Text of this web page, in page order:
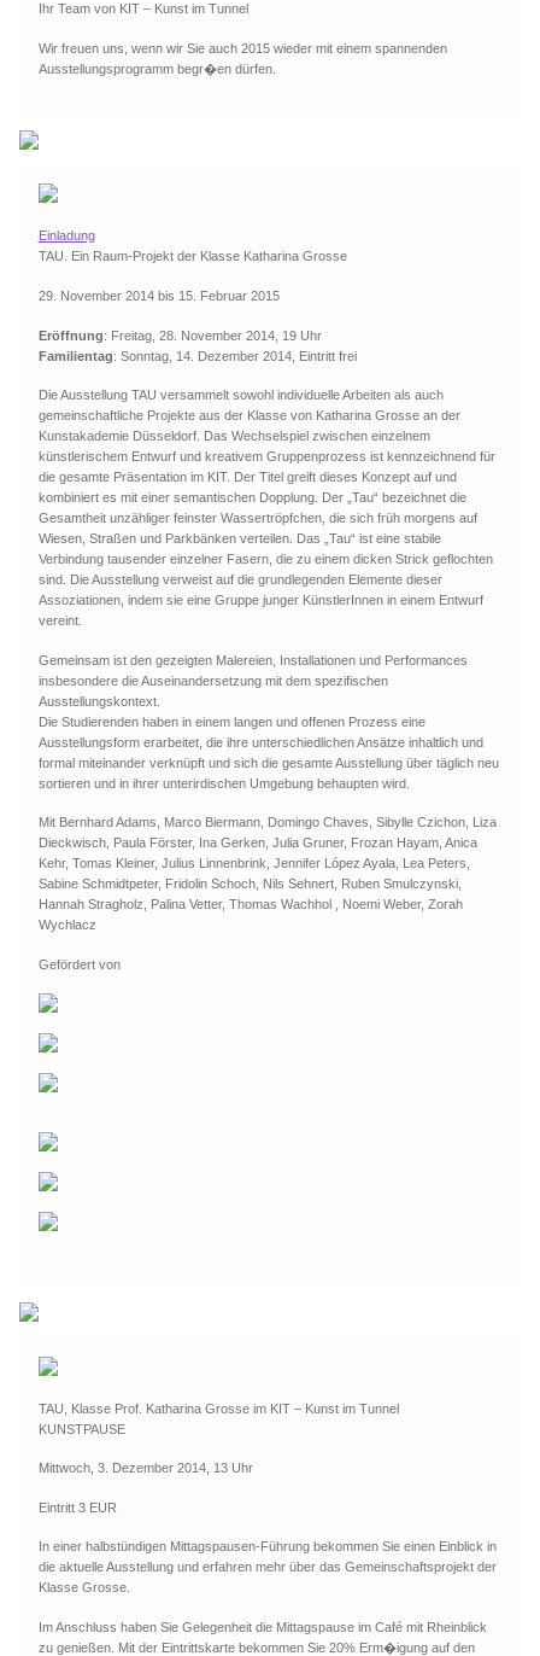
Ihr Team von KIT – Kunst im Tunnel
Wir freuen uns, wenn wir Sie auch 2015 wieder mit einem spannenden
Ausstellungsprogramm begr�en dürfen.
Einladung
TAU. Ein Raum-Projekt der Klasse Katharina Grosse
29. November 2014 bis 15. Februar 2015
Eröffnung: Freitag, 28. November 2014, 19 Uhr
Familientag: Sonntag, 14. Dezember 2014, Eintritt frei
Die Ausstellung TAU versammelt sowohl individuelle Arbeiten als auch
gemeinschaftliche Projekte aus der Klasse von Katharina Grosse an der
Kunstakademie Düsseldorf. Das Wechselspiel zwischen einzelnem
künstlerischem Entwurf und kreativem Gruppenprozess ist kennzeichnend für
die gesamte Präsentation im KIT. Der Titel greift dieses Konzept auf und
kombiniert es mit einer semantischen Dopplung. Der „Tau“ bezeichnet die
Gesamtheit unzähliger feinster Wassertröpfchen, die sich früh morgens auf
Wiesen, Straßen und Parkbänken verteilen. Das „Tau“ ist eine stabile
Verbindung tausender einzelner Fasern, die zu einem dicken Strick geflochten
sind. Die Ausstellung verweist auf die grundlegenden Elemente dieser
Assoziationen, indem sie eine Gruppe junger KünstlerInnen in einem Entwurf
vereint.
Gemeinsam ist den gezeigten Malereien, Installationen und Performances
insbesondere die Auseinandersetzung mit dem spezifischen
Ausstellungskontext.
Die Studierenden haben in einem langen und offenen Prozess eine
Ausstellungsform erarbeitet, die ihre unterschiedlichen Ansätze inhaltlich und
formal miteinander verknüpft und sich die gesamte Ausstellung über täglich neu
sortieren und in ihrer unterirdischen Umgebung behaupten wird.
Mit Bernhard Adams, Marco Biermann, Domingo Chaves, Sibylle Czichon, Liza
Dieckwisch, Paula Förster, Ina Gerken, Julia Gruner, Frozan Hayam, Anica
Kehr, Tomas Kleiner, Julius Linnenbrink, Jennifer López Ayala, Lea Peters,
Sabine Schmidtpeter, Fridolin Schoch, Nils Sehnert, Ruben Smulczynski,
Hannah Stragholz, Palina Vetter, Thomas Wachhol , Noemi Weber, Zorah
Wychlacz
Gefördert von
TAU, Klasse Prof. Katharina Grosse im KIT – Kunst im Tunnel
KUNSTPAUSE
Mittwoch, 3. Dezember 2014, 13 Uhr
Eintritt 3 EUR
In einer halbstündigen Mittagspausen-Führung bekommen Sie einen Einblick in
die aktuelle Ausstellung und erfahren mehr über das Gemeinschaftsprojekt der
Klasse Grosse.
Im Anschluss haben Sie Gelegenheit die Mittagspause im Café mit Rheinblick
zu genießen. Mit der Eintrittskarte bekommen Sie 20% Erm�igung auf den